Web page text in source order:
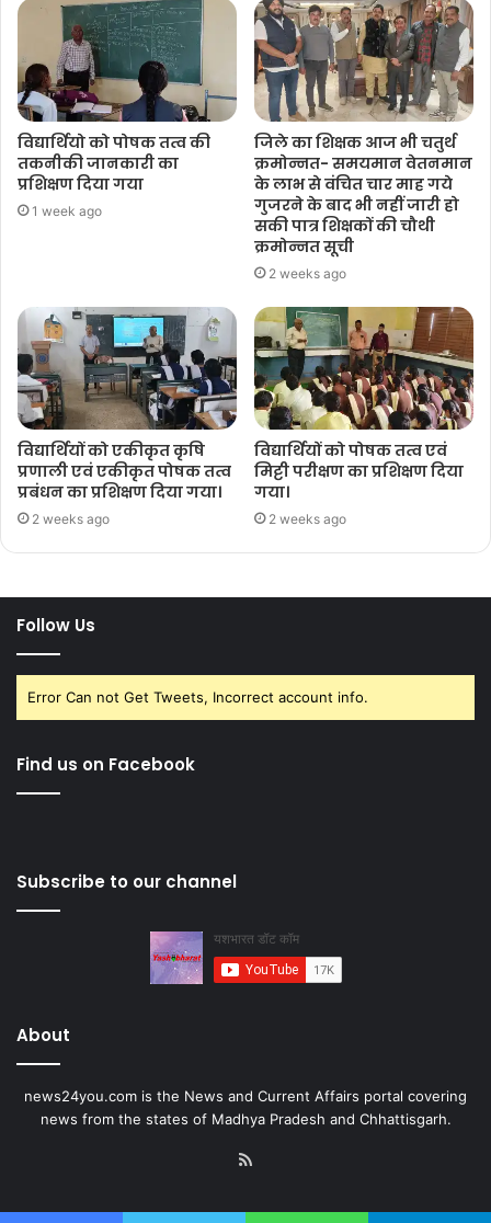
विद्यार्थियो को पोषक तत्व की
तकनीकी जानकारी का
प्रशिक्षण दिया गया
1 week ago
जिले का शिक्षक आज भी चतुर्थ
क्रमोन्नत- समयमान वेतनमान
के लाभ से वंचित चार माह गये
गुजरने के बाद भी नहीं जारी हो
सकी पात्र शिक्षकों की चौथी
क्रमोन्नत सूची
2 weeks ago
विद्यार्थियों को एकीकृत कृषि
प्रणाली एवं एकीकृत पोषक तत्व
प्रबंधन का प्रशिक्षण दिया गया।
2 weeks ago
विद्यार्थियों को पोषक तत्व एवं
मिट्टी परीक्षण का प्रशिक्षण दिया
गया।
2 weeks ago
Follow Us
Error Can not Get Tweets, Incorrect account info.
Find us on Facebook
Subscribe to our channel
About
news24you.com is the News and Current Affairs portal covering
news from the states of Madhya Pradesh and Chhattisgarh.
RSS